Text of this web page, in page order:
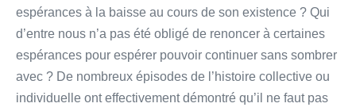
espérances à la baisse au cours de son existence ? Qui
d’entre nous n’a pas été obligé de renoncer à certaines
espérances pour espérer pouvoir continuer sans sombrer
avec ? De nombreux épisodes de l’histoire collective ou
individuelle ont effectivement démontré qu’il ne faut pas